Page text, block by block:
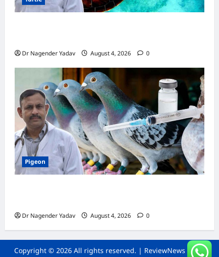
Dr Nagender Yadav August 4, 2026 0
Pigeon
Dr Nagender Yadav August 4, 2026 0
Copyright © 2026 All rights reserved. | ReviewNews by AF